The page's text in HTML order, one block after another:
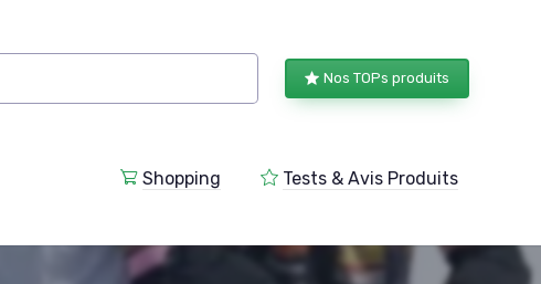
Nos TOPs produits
Shopping Tests & Avis Produits